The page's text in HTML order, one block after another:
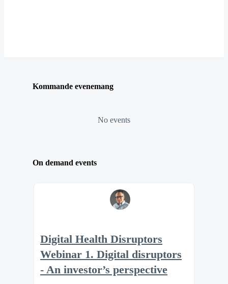
Kommande evenemang
No events
On demand events
Digital Health Disruptors
Webinar 1. Digital disruptors
- An investor’s perspective